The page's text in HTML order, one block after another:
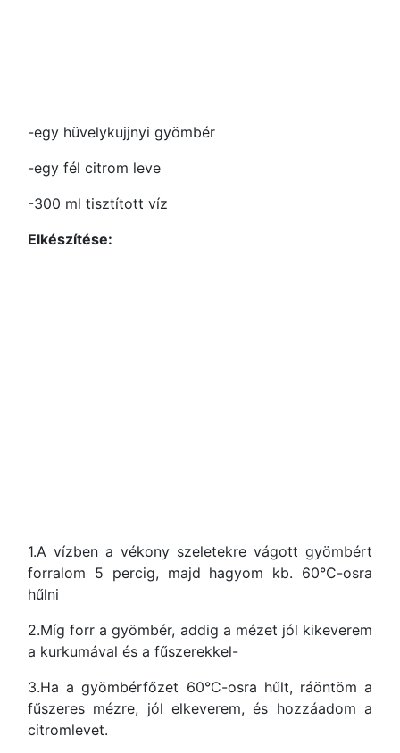
-egy hüvelykujjnyi gyömbér
-egy fél citrom leve
-300 ml tisztított víz
Elkészítése:
1.A vízben a vékony szeletekre vágott gyömbért
forralom 5 percig, majd hagyom kb. 60°C-osra
hűlni
2.Míg forr a gyömbér, addig a mézet jól kikeverem
a kurkumával és a fűszerekkel-
3.Ha a gyömbérfőzet 60°C-osra hűlt, ráöntöm a
fűszeres mézre, jól elkeverem, és hozzáadom a
citromlevet.